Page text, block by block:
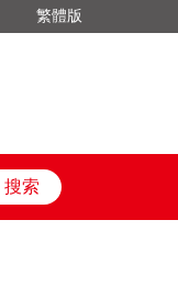
繁體版
搜索